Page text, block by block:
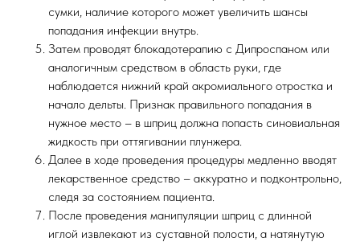
сумки, наличие которого может увеличить шансы
попадания инфекции внутрь.
Затем проводят блокадотерапию с Дипроспаном или
аналогичным средством в область руки, где
наблюдается нижний край акромиального отростка и
начало дельты. Признак правильного попадания в
нужное место – в шприц должна попасть синовиальная
жидкость при оттягивании плунжера.
Далее в ходе проведения процедуры медленно вводят
лекарственное средство – аккуратно и подконтрольно,
следя за состоянием пациента.
После проведения манипуляции шприц с длинной
иглой извлекают из суставной полости, а натянутую